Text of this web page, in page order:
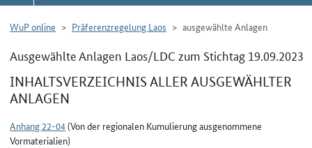
WuP online Präferenzregelung Laos ausgewählte Anlagen
Ausgewählte Anlagen Laos/LDC zum Stichtag 19.09.2023
INHALTSVERZEICHNIS ALLER AUSGEWÄHLTER
ANLAGEN
Anhang 22-04(Von der regionalen Kumulierung ausgenommene
Vormaterialien)